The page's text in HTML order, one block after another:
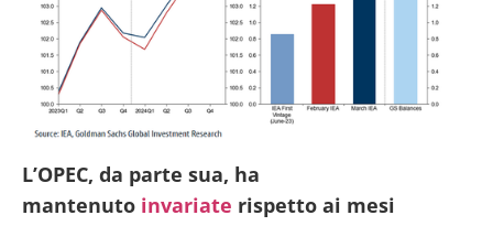
L’OPEC, da parte sua, ha
mantenuto invariate rispetto ai mesi